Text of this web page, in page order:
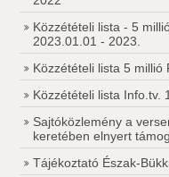
Közzétételi lista - 5
2023.01.01 - 2023.
Közzétételi lista 5
Közzétételi lista Info.tv.
Sajtóközlemény a
keretében elnyert
Tájékoztató Észak-